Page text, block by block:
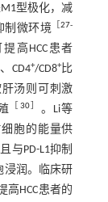
型极化，减
制微环境 ［27-
高HCC患者
CD4+/CD8+比
汤则可刺激
30］ 。Li等
胞的能量供
与PD-L1抑制
浸润。临床研
HCC患者的